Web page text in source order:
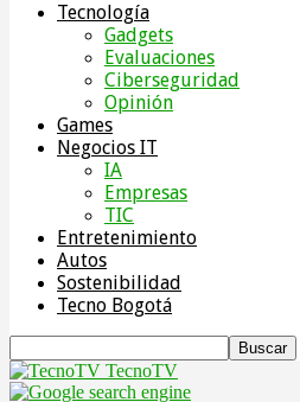
Tecnología
Gadgets
Evaluaciones
Ciberseguridad
Opinión
Games
Negocios IT
IA
Empresas
TIC
Entretenimiento
Autos
Sostenibilidad
Tecno Bogotá
TecnoTV